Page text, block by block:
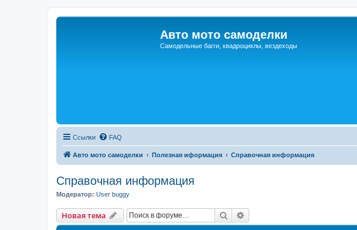
Авто мото самоделки
Самодельные багги, квадроциклы, вездеходы
Ссылки FAQ
Авто мото самоделки Полезная иформация Справочная информация
Справочная информация
Модератор: User buggy
Новая тема Поиск